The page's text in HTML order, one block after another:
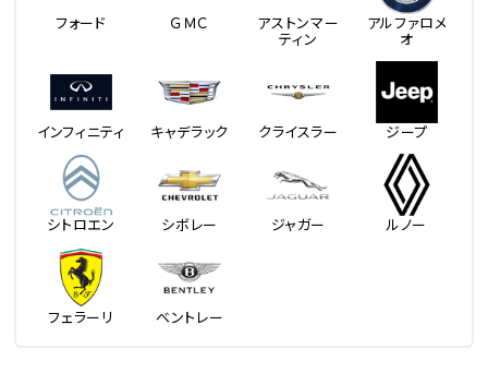
フォード ＧＭＣ アストンマー
ティン
アルファロメ
オ
インフィニティ キャデラック クライスラー ジープ
シトロエン シボレー ジャガー ルノー
フェラーリ ベントレー